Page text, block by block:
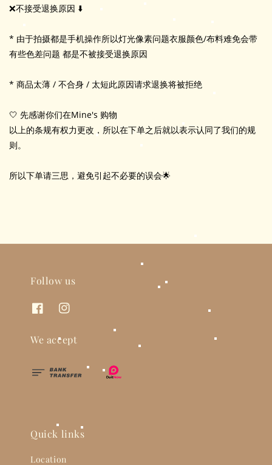
❌不接受退换原因 ⬇️
* 由于拍摄都是手机操作所以灯光像素问题衣服颜色/布料难免会带
有些色差问题 都是不被接受退换原因
* 商品太薄 / 不合身 / 太短此原因请求退换将被拒绝
🤍 先感谢你们在Mine's 购物
以上的条规有权力更改，所以在下单之后就以表示认同了我们的规
则。
所以下单请三思，避免引起不必要的误会🌟
Follow us
We accept
Quick links
Location